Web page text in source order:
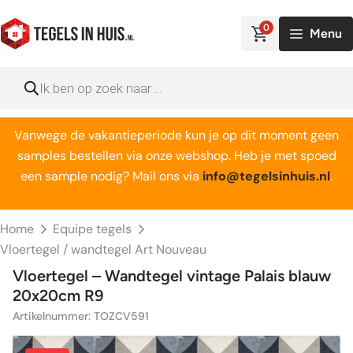
naar
de
0 Menu
zoeken
Vanwege de vakantieperiode kun je op dit moment geen
samples bestellen via onze webshop. Heb je met spoed
een sample nodig? Mail ons via info@tegelsinhuis.nl.
Home
Equipe tegels
Vloertegel / wandtegel Art Nouveau
Vloertegel – Wandtegel vintage Palais blauw
20x20cm R9
Artikelnummer: TOZCV591